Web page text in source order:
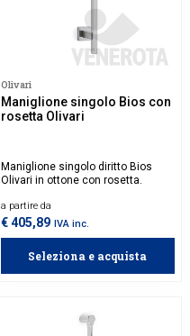
Olivari
Maniglione singolo Bios con
rosetta Olivari
Maniglione singolo diritto Bios
Olivari in ottone con rosetta.
a partire da
€ 405,89 IVA inc.
Seleziona e acquista